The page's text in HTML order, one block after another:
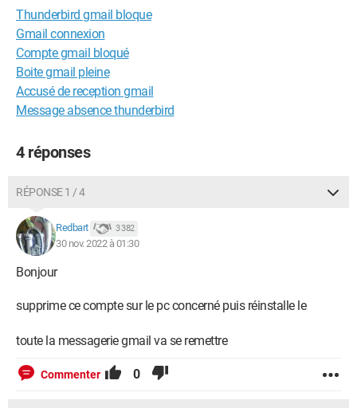
Windows / Chrome 107.0.0.0
Thunderbird gmail bloque
Gmail connexion
Compte gmail bloqué
Boite gmail pleine
Accusé de reception gmail
Message absence thunderbird
4 réponses
RÉPONSE 1 / 4
Redbart 3 382
30 nov. 2022 à 01:30
Bonjour
supprime ce compte sur le pc concerné puis réinstalle le
toute la messagerie gmail va se remettre
Commenter 0